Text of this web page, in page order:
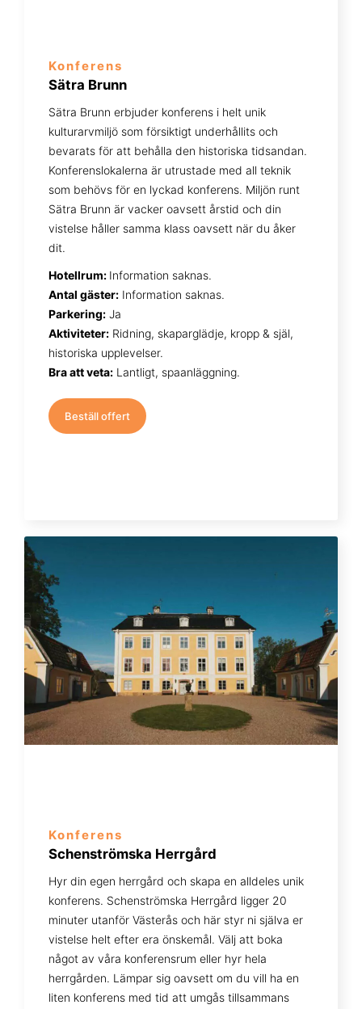
Konferens
Sätra Brunn
Sätra Brunn erbjuder konferens i helt unik
kulturarvmiljö som försiktigt underhållits och
bevarats för att behålla den historiska tidsandan.
Konferenslokalerna är utrustade med all teknik
som behövs för en lyckad konferens. Miljön runt
Sätra Brunn är vacker oavsett årstid och din
vistelse håller samma klass oavsett när du åker
dit.
Hotellrum: Information saknas.
Antal gäster: Information saknas.
Parkering: Ja
Aktiviteter: Ridning, skaparglädje, kropp & själ,
historiska upplevelser.
Bra att veta: Lantligt, spaanläggning.
Beställ offert
Konferens
Schenströmska Herrgård
Hyr din egen herrgård och skapa en alldeles unik
konferens. Schenströmska Herrgård ligger 20
minuter utanför Västerås och här styr ni själva er
vistelse helt efter era önskemål. Välj att boka
något av våra konferensrum eller hyr hela
herrgården. Lämpar sig oavsett om du vill ha en
liten konferens med tid att umgås tillsammans